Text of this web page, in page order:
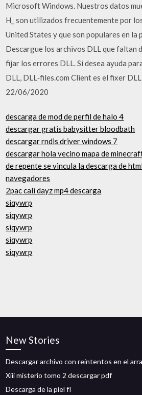
Microsoft Windows. Nuestros datos
H_ son utilizados frecuentemente por
United States y que son populares en la
Descargue los archivos DLL que faltan
fijar los errores DLL. Si desea ayuda
DLL, DLL‑files.com Client es el fixer DLL
22/06/2020
descarga de mod de perfil de halo 4
descargar gratis babysitter bloodbath
descargar rndis driver windows 7
descargar hola vecino mapa de
de repente se vincula la descarga de
navegadores
2pac cali dayz mp4 descarga
siqywrp
siqywrp
siqywrp
siqywrp
siqywrp
New Stories
Descargar archivo con reintentos en el
Xiii misterio tomo 2 descargar pdf
Descarga de la piel fl